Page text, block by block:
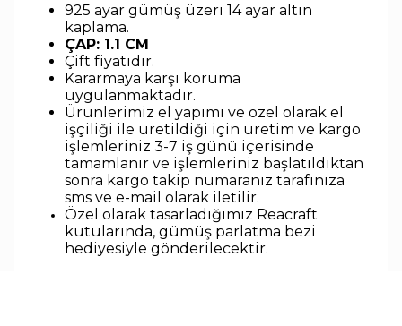
925 ayar gümüş üzeri 14 ayar altın
kaplama.
ÇAP: 1.1 CM
Çift fiyatıdır.
Kararmaya karşı koruma
uygulanmaktadır.
Ürünlerimiz el yapımı ve özel olarak el
işçiliği ile üretildiği için üretim ve kargo
işlemleriniz 3-7 iş günü içerisinde
tamamlanır ve işlemleriniz başlatıldıktan
sonra kargo takip numaranız tarafınıza
sms ve e-mail olarak iletilir.
Özel olarak tasarladığımız Reacraft
kutularında, gümüş parlatma bezi
hediyesiyle gönderilecektir.